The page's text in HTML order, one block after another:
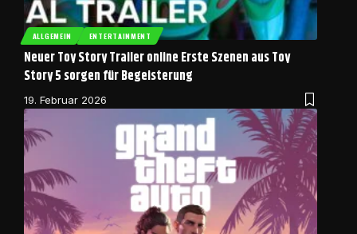
ALLGEMEIN ENTERTAINMENT
Neuer Toy Story Trailer online Erste Szenen aus Toy
Story 5 sorgen für Begeisterung
19. Februar 2026